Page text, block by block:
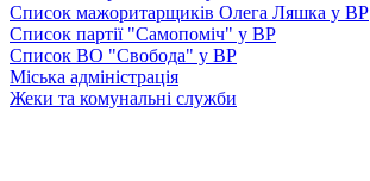
Список мажоритарщиків Олега Ляшка у ВР
Список партії "Самопоміч" у ВР
Список ВО "Свобода" у ВР
Міська адміністрація
Жеки та комунальні служби